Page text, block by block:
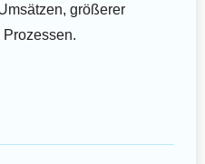
größerer